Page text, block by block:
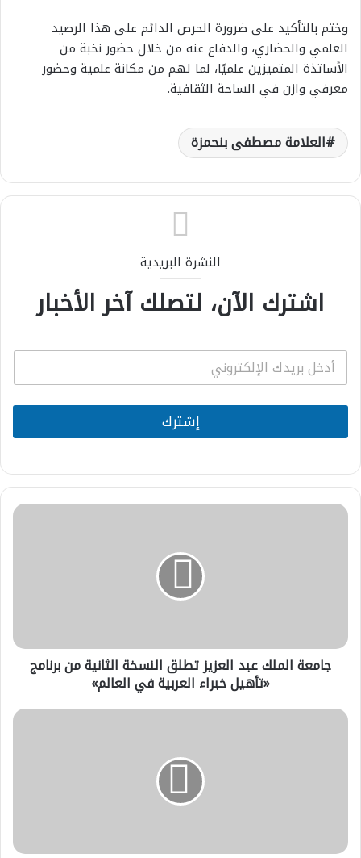
وختم بالتأكيد على ضرورة الحرص الدائم على هذا الرصيد
العلمي والحضاري، والدفاع عنه من خلال حضور نخبة من
الأساتذة المتميزين علميًا، لما لهم من مكانة علمية وحضور
معرفي وازن في الساحة الثقافية.
العلامة مصطفى بنحمزة
النشرة البريدية
اشترك الآن، لتصلك آخر الأخبار
E
a
i
* إشترك
جامعة
برنامج
«تأهيل
في
جامعة الملك عبد العزيز تطلق النسخة الثانية من برنامج
«تأهيل خبراء العربية في العالم»
موتسيبي: